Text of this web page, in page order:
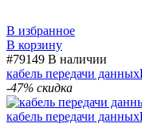
В избранное
В корзину
#79149 В наличии
кабель передачи данных
-47% скидка
кабель передачи данных